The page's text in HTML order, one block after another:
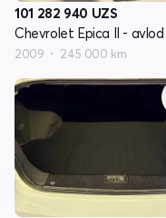
101 282 940 UZS
Chevrolet Epica II -
2009 245 000 km